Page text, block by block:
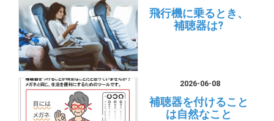
飛行機に乗るとき、
補聴器は?
2026-06-08
補聴器を付けること
は自然なこと